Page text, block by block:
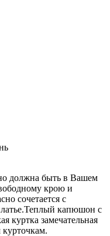
должна быть в Вашем
крою и
сочетается с
капюшон с
куртка замечательная